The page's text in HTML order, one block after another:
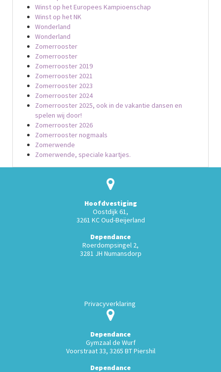
Winst op het Europees Kampioenschap
Winst op het NK
Wonderland
Wonderland
Zomerrooster
Zomerrooster
Zomerrooster 2019
Zomerrooster 2021
Zomerrooster 2023
Zomerrooster 2024
Zomerrooster 2025, ook in de vakantie dansen en
spelen wij door!
Zomerrooster 2026
Zomerrooster nogmaals
Zomerwende
Zomerwende, speciale kaartjes.
Hoofdvestiging
Oostdijk 61,
3261 KC Oud-Beijerland
Dependance
Roerdompsingel 2,
3281 JH Numansdorp
Privacyverklaring
Dependance
Gymzaal de Wurf
Voorstraat 33, 3265 BT Piershil
Dependance